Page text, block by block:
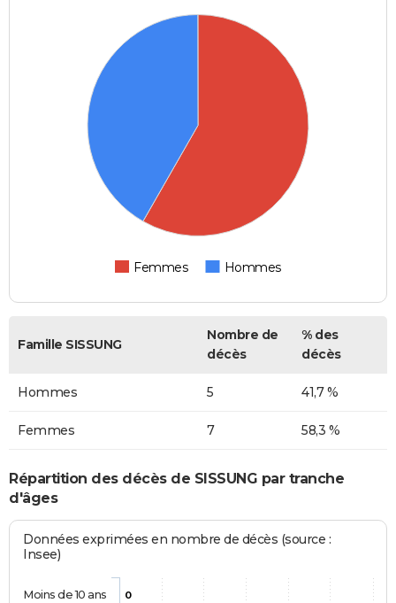
Femmes Hommes
Famille SISSUNG
Nombre de
décès
% des
décès
Hommes 5 41,7 %
Femmes 7 58,3 %
Répartition des décès de SISSUNG par tranche
d'âges
Données exprimées en nombre de décès (source :
Insee)
0
Moins de 10 ans